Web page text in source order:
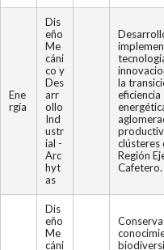
Ene
rgía
Dis
eño
Me
cáni
co y
Des
arr
ollo
Ind
ustr
ial -
Arc
hyt
as
la
eficiencia
clústeres
Región
Cafetero.
Dis
eño
Me
cáni